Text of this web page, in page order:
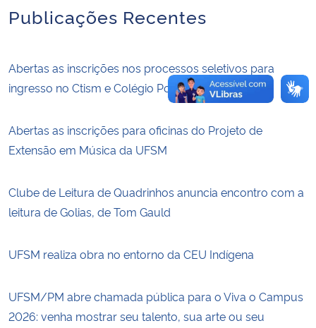
Publicações Recentes
Abertas as inscrições nos processos seletivos para
ingresso no Ctism e Colégio Politécnico em 2027
Abertas as inscrições para oficinas do Projeto de
Extensão em Música da UFSM
Clube de Leitura de Quadrinhos anuncia encontro com a
leitura de Golias, de Tom Gauld
UFSM realiza obra no entorno da CEU Indígena
UFSM/PM abre chamada pública para o Viva o Campus
2026: venha mostrar seu talento, sua arte ou seu